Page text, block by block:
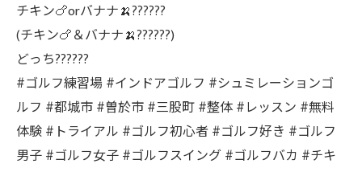
チキン🍗orバナナ🍌??????
(チキン🍗＆バナナ🍌??????)
どっち??????
#ゴルフ練習場 #インドアゴルフ #シュミレーションゴ
ルフ #都城市 #曽於市 #三股町 #整体 #レッスン #無料
体験 #トライアル #ゴルフ初心者 #ゴルフ好き #ゴルフ
男子 #ゴルフ女子 #ゴルフスイング #ゴルフバカ #チキ